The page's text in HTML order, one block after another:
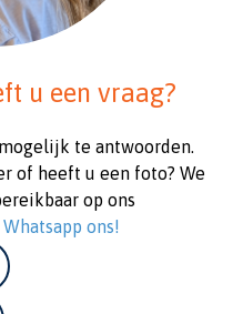
u een vraag?
te antwoorden.
of heeft u een foto? We
op ons
Whatsapp ons!